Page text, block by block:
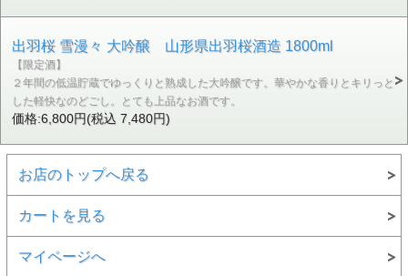
出羽桜 雪漫々 大吟醸 山形県出羽桜酒造 1800ml
【限定酒】
２年間の低温貯蔵でゆっくりと熟成した大吟醸です。華やかな香りとキリっと
した軽快なのどごし。とても上品なお酒です。
価格:6,800円(税込 7,480円)
お店のトップへ戻る
カートを見る
マイページへ